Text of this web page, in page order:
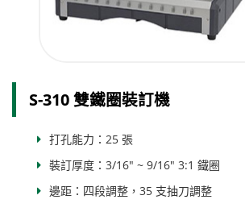
S-310 雙鐵圈裝訂機
打孔能力：25 張
裝訂厚度：3/16" ~ 9/16" 3:1 鐵圈
邊距：四段調整，35 支抽刀調整